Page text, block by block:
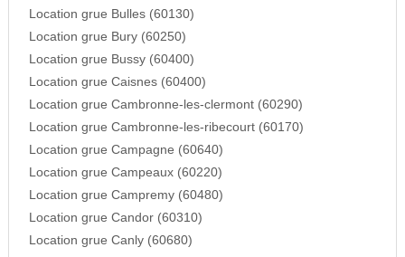
Location grue Bulles (60130)
Location grue Bury (60250)
Location grue Bussy (60400)
Location grue Caisnes (60400)
Location grue Cambronne-les-clermont (60290)
Location grue Cambronne-les-ribecourt (60170)
Location grue Campagne (60640)
Location grue Campeaux (60220)
Location grue Campremy (60480)
Location grue Candor (60310)
Location grue Canly (60680)